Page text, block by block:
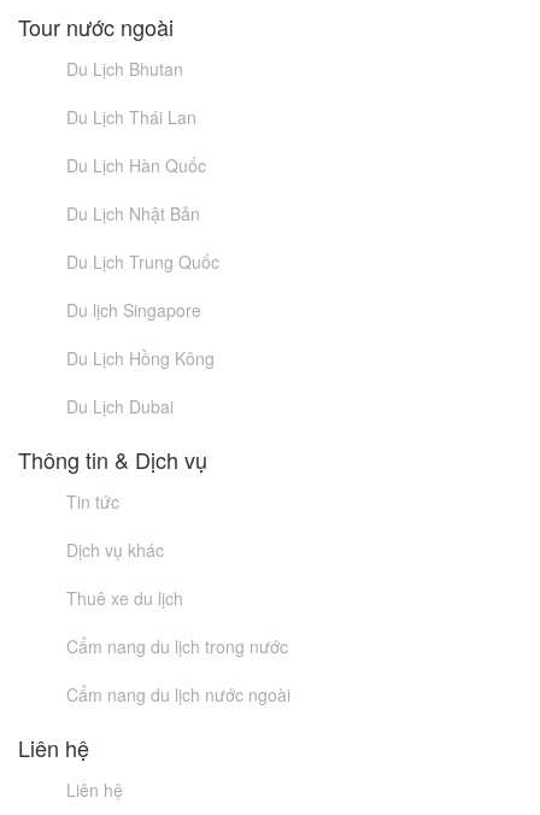
Tour nước ngoài
Du Lịch Bhutan
Du Lịch Thái Lan
Du Lịch Hàn Quốc
Du Lịch Nhật Bản
Du Lịch Trung Quốc
Du lịch Singapore
Du Lịch Hồng Kông
Du Lịch Dubai
Thông tin & Dịch vụ
Tin tức
Dịch vụ khác
Thuê xe du lịch
Cẩm nang du lịch trong nước
Cẩm nang du lịch nước ngoài
Liên hệ
Liên hệ